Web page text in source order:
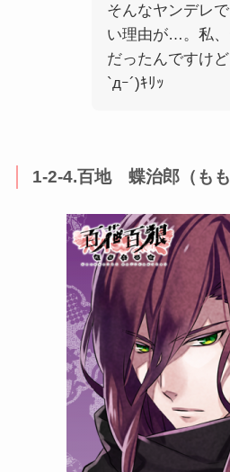
そんなヤンデレ
い理由が…。私
だったんですけ
`дｰ´)ｷﾘｯ
1-2-4.百地 蝶治郎（も